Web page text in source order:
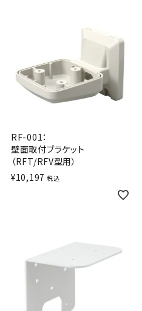
RF-001：
壁面取付ブラケット
（RFT/RFV型用）
¥10,197 税込